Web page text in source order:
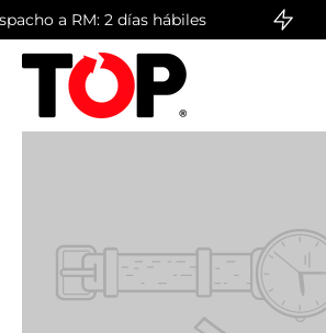
saltar
al
contenido
a RM: 2 días hábiles